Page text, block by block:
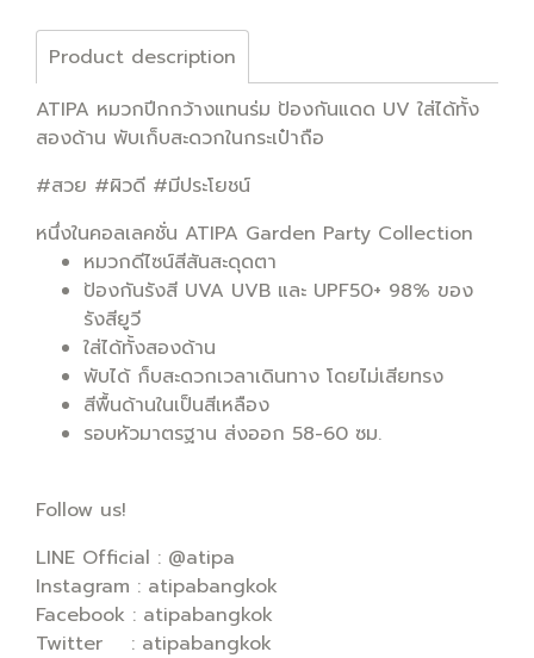
Product description
ATIPA หมวกปีกกว้างแทนร่ม ป้องกันแดด UV ใส่ได้ทั้ง
สองด้าน พับเก็บสะดวกในกระเป๋าถือ
#สวย #ผิวดี #มีประโยชน์
หนึ่งในคอลเลคชั่น ATIPA Garden Party Collection
หมวกดีไซน์สีสันสะดุดตา
ป้องกันรังสี UVA UVB และ UPF50+ 98% ของ
รังสียูวี
ใส่ได้ทั้งสองด้าน
พับได้ ก็บสะดวกเวลาเดินทาง โดยไม่เสียทรง
สีพื้นด้านในเป็นสีเหลือง
รอบหัวมาตรฐาน ส่งออก 58-60 ซม.
Follow us!
LINE Official : @atipa
Instagram : atipabangkok
Facebook : atipabangkok
Twitter : atipabangkok